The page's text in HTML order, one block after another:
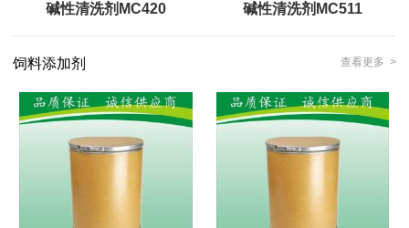
碱性清洗剂MC420 碱性清洗剂MC511
饲料添加剂 查看更多 >